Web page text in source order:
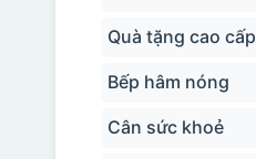
Quà tặng cao cấp
Bếp hâm nóng
Cân sức khoẻ